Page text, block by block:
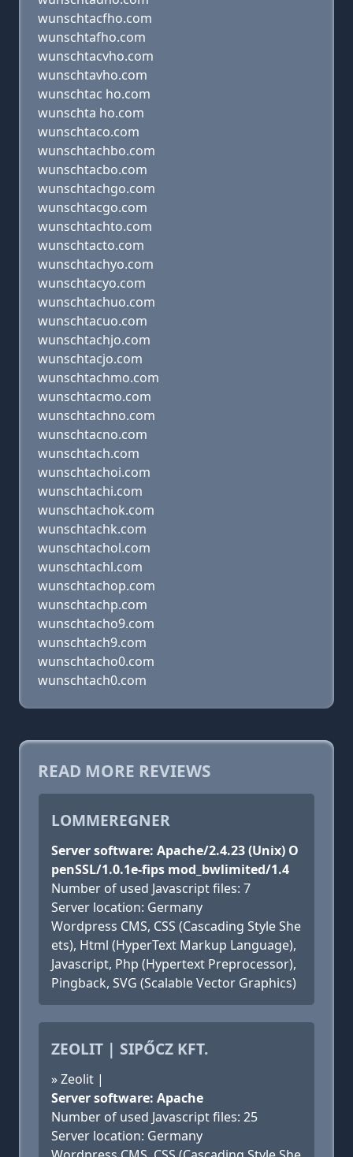
wunschtacfho.com
wunschtafho.com
wunschtacvho.com
wunschtavho.com
wunschtac ho.com
wunschta ho.com
wunschtaco.com
wunschtachbo.com
wunschtacbo.com
wunschtachgo.com
wunschtacgo.com
wunschtachto.com
wunschtacto.com
wunschtachyo.com
wunschtacyo.com
wunschtachuo.com
wunschtacuo.com
wunschtachjo.com
wunschtacjo.com
wunschtachmo.com
wunschtacmo.com
wunschtachno.com
wunschtacno.com
wunschtach.com
wunschtachoi.com
wunschtachi.com
wunschtachok.com
wunschtachk.com
wunschtachol.com
wunschtachl.com
wunschtachop.com
wunschtachp.com
wunschtacho9.com
wunschtach9.com
wunschtacho0.com
wunschtach0.com
READ MORE REVIEWS
LOMMEREGNER
Server software: Apache/2.4.23 (Unix) O
penSSL/1.0.1e-fips mod_bwlimited/1.4
Number of used Javascript files: 7
Server location: Germany
Wordpress CMS, CSS (Cascading Style She
ets), Html (HyperText Markup Language),
Javascript, Php (Hypertext Preprocessor),
Pingback, SVG (Scalable Vector Graphics)
ZEOLIT | SIPŐCZ KFT.
» Zeolit |
Server software: Apache
Number of used Javascript files: 25
Server location: Germany